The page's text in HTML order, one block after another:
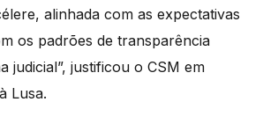
alinhada com as expectativas
os padrões de transparência
judicial”, justificou o CSM em
Lusa.